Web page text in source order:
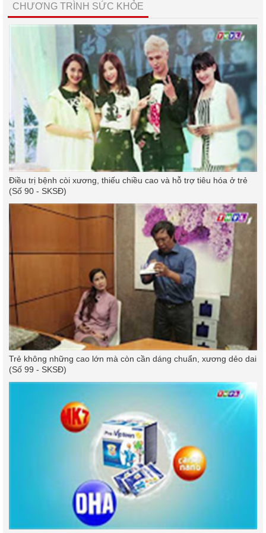
CHƯƠNG TRÌNH SỨC KHỎE
Điều trị bệnh còi xương, thiếu chiều cao và hỗ trợ tiêu hóa ở trẻ
(Số 90 - SKSĐ)
Trẻ không những cao lớn mà còn cần dáng chuẩn, xương dẻo dai
(Số 99 - SKSĐ)